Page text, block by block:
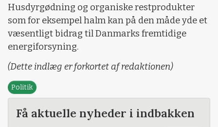
Husdyrgødning og organiske restprodukter
som for eksempel halm kan på den måde yde et
væsentligt bidrag til Danmarks fremtidige
energiforsyning.
(Dette indlæg er forkortet af redaktionen)
Politik
Få aktuelle nyheder i indbakken